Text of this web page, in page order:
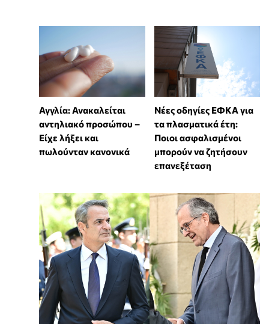
Αγγλία: Ανακαλείται
αντηλιακό προσώπου –
Είχε λήξει και
πωλούνταν κανονικά
Νέες οδηγίες ΕΦΚΑ για
τα πλασματικά έτη:
Ποιοι ασφαλισμένοι
μπορούν να ζητήσουν
επανεξέταση